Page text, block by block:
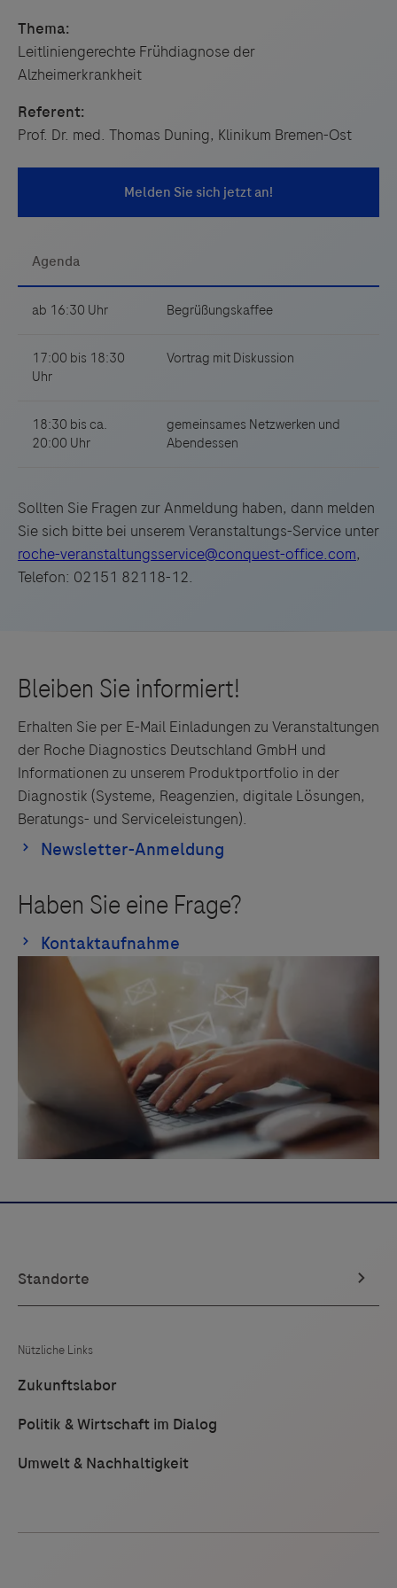
Thema:
Leitliniengerechte Frühdiagnose der
Alzheimerkrankheit
Referent:
Prof. Dr. med. Thomas Duning, Klinikum Bremen-Ost
Sollten Sie Fragen zur Anmeldung haben, dann melden
Sie sich bitte bei unserem Veranstaltungs-Service unter
roche-veranstaltungsservice@conquest-office.com,
Telefon: 02151 82118-12.
Erhalten Sie per E-Mail Einladungen zu Veranstaltungen
der Roche Diagnostics Deutschland GmbH und
Informationen zu unserem Produktportfolio in der
Diagnostik (Systeme, Reagenzien, digitale Lösungen,
Beratungs- und Serviceleistungen).
Servicegedankens angeboten. Der Herausgeber äußert
keine Meinung über den Inhalt von Websites Dritter und
lehnt ausdrücklich jegliche Verantwortung für
Drittinformationen und deren Verwendung ab.